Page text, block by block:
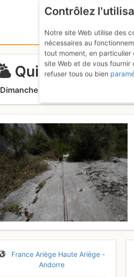
Quié de Sinsat -
Dimanche 26 mars 2017
France Ariège Haute Ariège -
Andorre
Contrôlez
Notre site Web utilise des
nécessaires au
tout moment, en
site Web et de vous
refuser tous ou bien